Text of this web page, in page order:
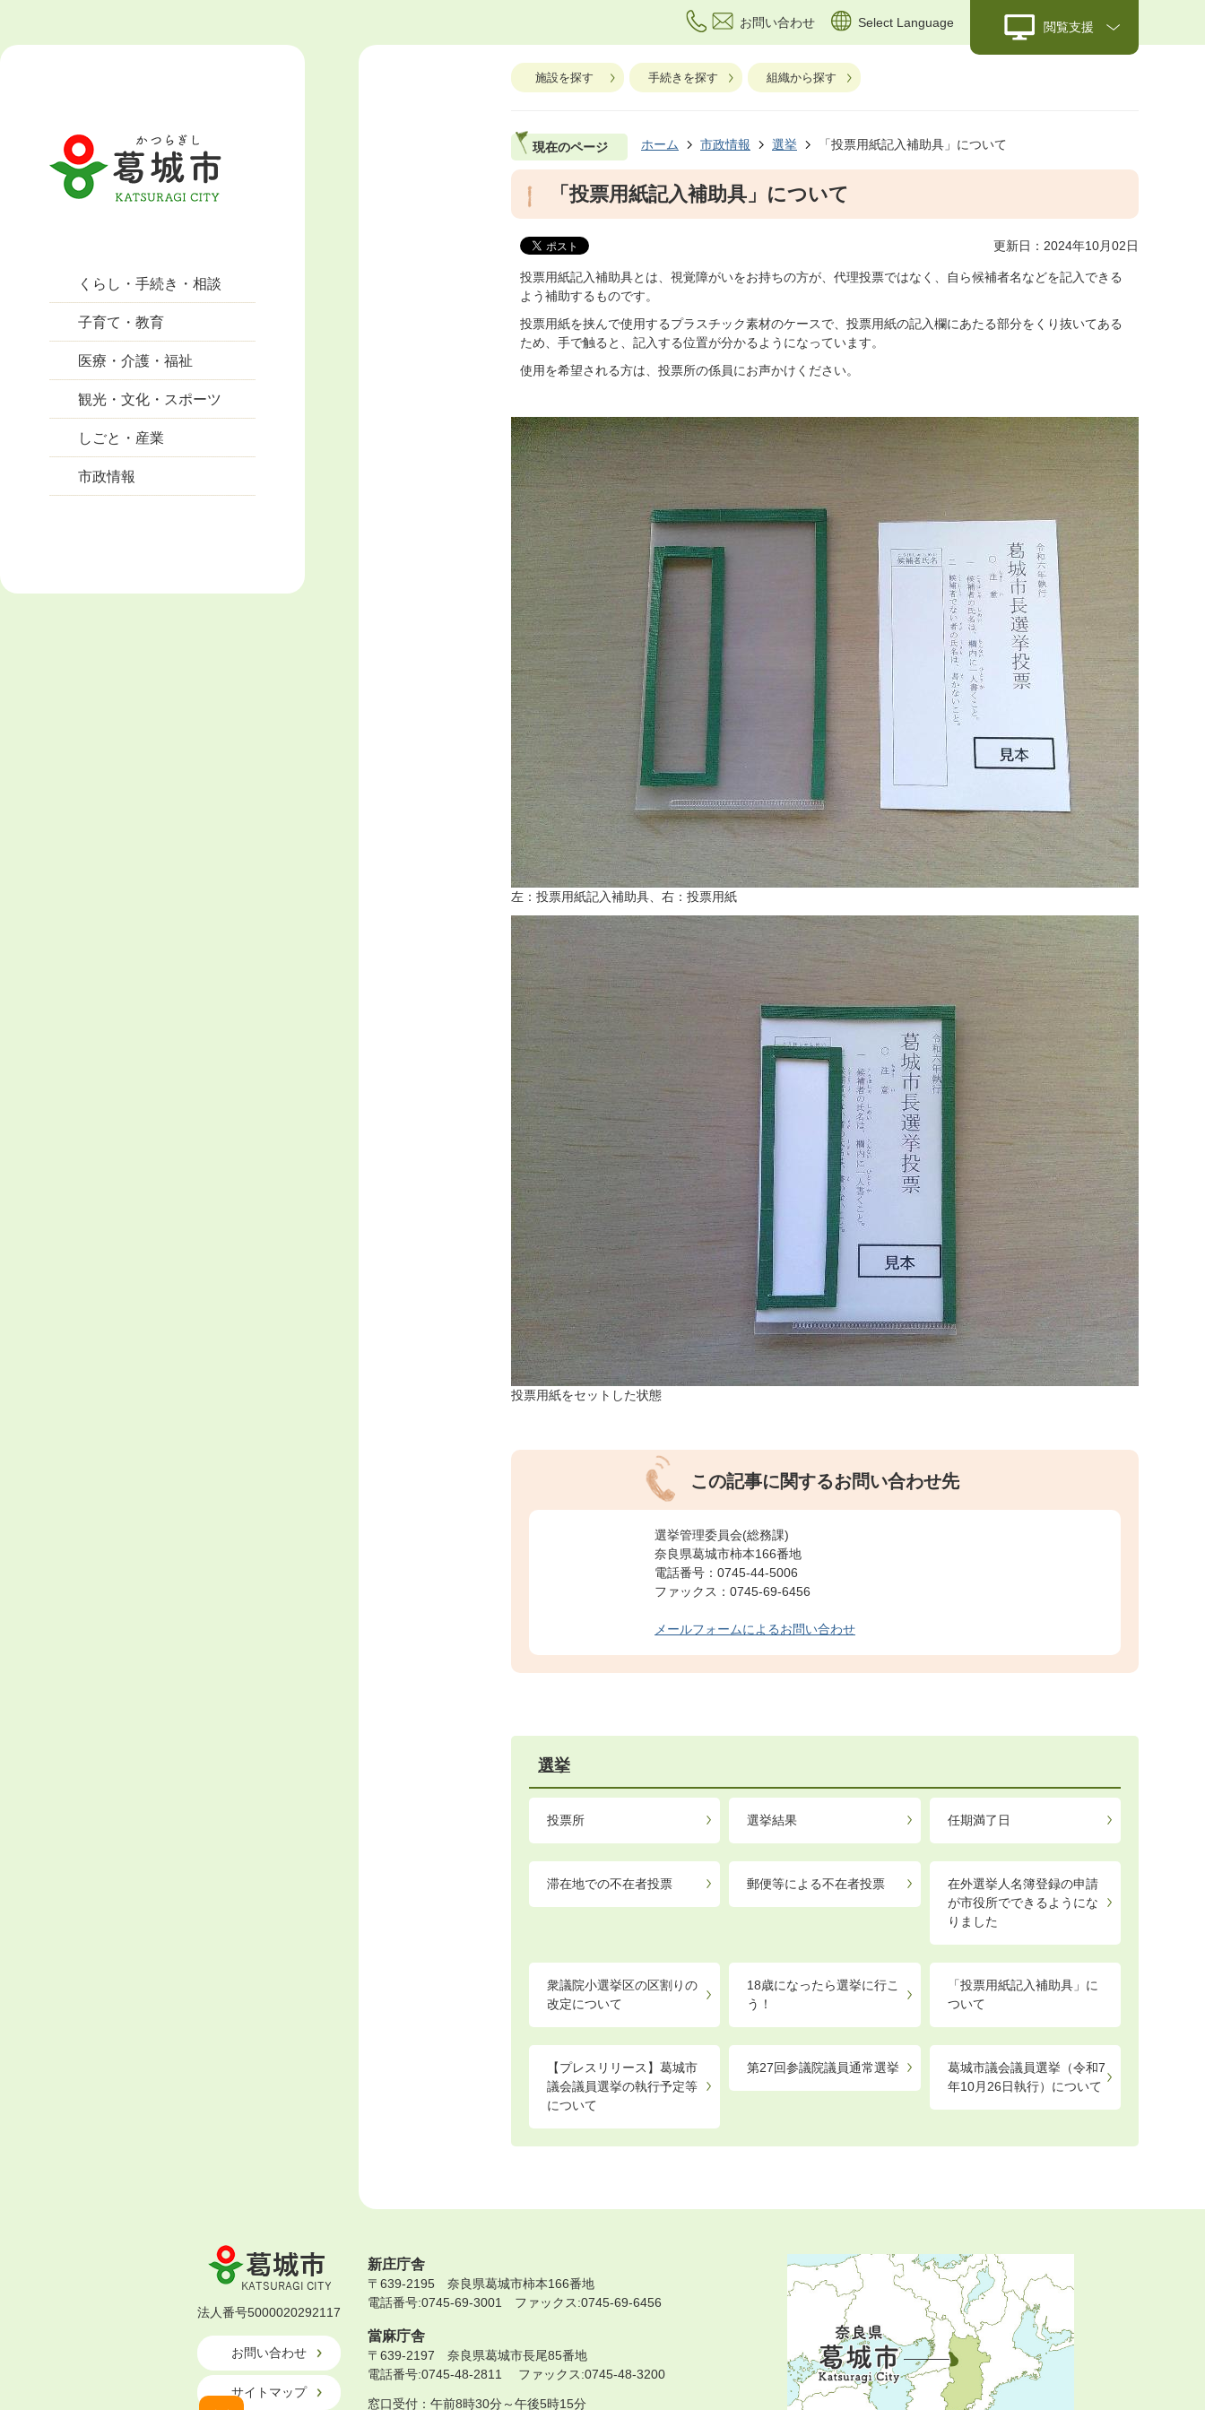
お問い合わせ Select Language 閲覧支援
くらし・手続き・相談
子育て・教育
医療・介護・福祉
観光・文化・スポーツ
しごと・産業
市政情報
施設を探す 手続きを探す 組織から探す
現在のページ ホーム 市政情報 選挙 「投票用紙記入補助具」について
「投票用紙記入補助具」について
更新日：2024年10月02日
投票用紙記入補助具とは、視覚障がいをお持ちの方が、代理投票ではなく、自ら候補者名などを記入できる
よう補助するものです。
投票用紙を挟んで使用するプラスチック素材のケースで、投票用紙の記入欄にあたる部分をくり抜いてある
ため、手で触ると、記入する位置が分かるようになっています。
使用を希望される方は、投票所の係員にお声かけください。
左：投票用紙記入補助具、右：投票用紙
投票用紙をセットした状態
この記事に関するお問い合わせ先
選挙管理委員会(総務課)
奈良県葛城市柿本166番地
電話番号：0745-44-5006
ファックス：0745-69-6456
メールフォームによるお問い合わせ
選挙
投票所 選挙結果 任期満了日
滞在地での不在者投票 郵便等による不在者投票
在外選挙人名簿登録の申請
が市役所でできるようにな
りました
衆議院小選挙区の区割りの
改定について
18歳になったら選挙に行こ
う！
「投票用紙記入補助具」に
ついて
【プレスリリース】葛城市
議会議員選挙の執行予定等
について
第27回参議院議員通常選挙
葛城市議会議員選挙（令和7
年10月26日執行）について
葛
城
市
KATSURAGI
CITY
法人番号5000020292117
お問い合わせ
サイトマップ
新庄庁舎
〒639-2195 奈良県葛城市柿本166番地
電話番号:0745-69-3001 ファックス:0745-69-6456
當麻庁舎
〒639-2197 奈良県葛城市長尾85番地
電話番号:0745-48-2811 ファックス:0745-48-3200
窓口受付：午前8時30分～午後5時15分